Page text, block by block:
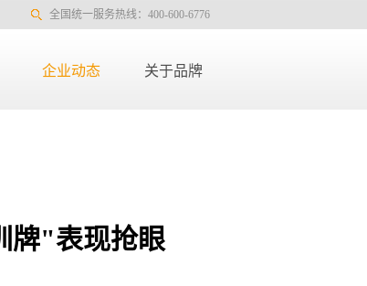
全国统一服务热线：400-600-6776
企业动态 关于品牌
牌"表现抢眼